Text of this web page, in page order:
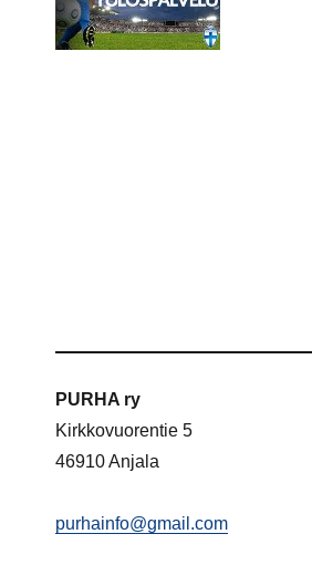
PURHA ry
Kirkkovuorentie 5
46910 Anjala
purhainfo@gmail.com